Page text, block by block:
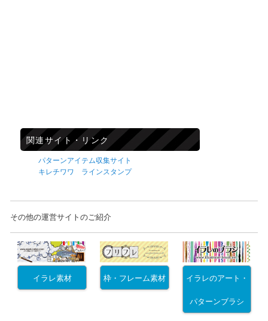
関連サイト・リンク
パターンアイテム収集サイト
キレチワワ ラインスタンプ
その他の運営サイトのご紹介
イラレ素材 枠・フレーム素材 イラレのアート・
パターンブラシ